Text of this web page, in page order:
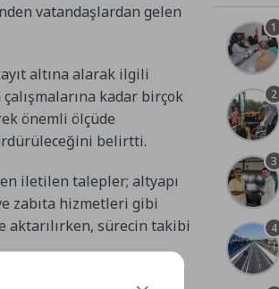
vatandaşlardan gelen
altına alarak ilgili
kadar birçok
önemli ölçüde
belirtti.
iletilen talepler; altyapı
zabıta hizmetleri gibi
sürecin takibi
1
2
3
4